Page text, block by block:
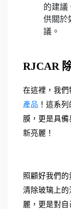
的建議
供關於
議。
RJCAR
在這裡，我們
產品 ！這系
膜，更是具
新亮麗！
照顧好我們
清除玻璃上
麗，更是對